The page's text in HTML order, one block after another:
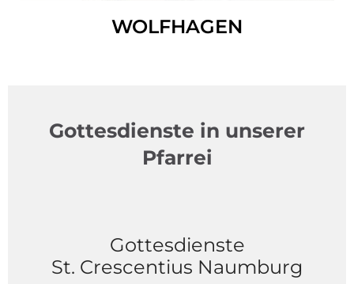
WOLFHAGEN
Gottesdienste in unserer
Pfarrei
Gottesdienste
St. Crescentius Naumburg